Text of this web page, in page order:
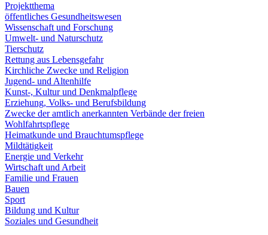
Projektthema
öffentliches Gesundheitswesen
Wissenschaft und Forschung
Umwelt- und Naturschutz
Tierschutz
Rettung aus Lebensgefahr
Kirchliche Zwecke und Religion
Jugend- und Altenhilfe
Kunst-, Kultur und Denkmalpflege
Erziehung, Volks- und Berufsbildung
Zwecke der amtlich anerkannten Verbände der freien
Wohlfahrtspflege
Heimatkunde und Brauchtumspflege
Mildtätigkeit
Energie und Verkehr
Wirtschaft und Arbeit
Familie und Frauen
Bauen
Sport
Bildung und Kultur
Soziales und Gesundheit